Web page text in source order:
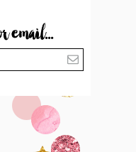
email...